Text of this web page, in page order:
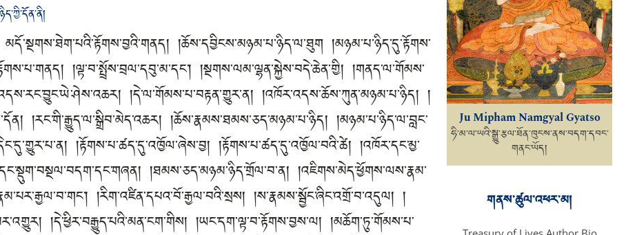
།ཆོས་དབྱིངས་མཉམ་པ་ཉིད་ལ་ཐུག །མཉམ་པ་ཉིད་དུ་རྟོགས་
།ལྟ་བ་སྤྲོས་བྲལ་དབུ་མ་དང་། །སྔགས་ལམ་ལྷན་སྐྱེས་བདེ་ཆེན་གྱི། །གནད་ལ་གོམས་
།དེ་ལ་གོམས་པ་བརྟན་གྱུར་ན། །འཁོར་འདས་ཆོས་ཀུན་མཉམ་པ་ཉིད། །
།རང་གི་རྒྱུད་ལ་སྒྲིབ་མེད་འཆར། །ཆོས་རྣམས་ཐམས་ཅད་མཉམ་པ་ཉིད། །མཉམ་པ་ཉིད་ལ་བླང་
།རྟོགས་པ་ཚད་དུ་འཁྱོལ་ཞེས་བྱ། །རྟོགས་པ་ཚད་དུ་འཁྱོལ་བའི་ཚེ། །འཁོར་དང་མྱ་
།ཐམས་ཅད་མཉམ་ཉིད་གྲོལ་བ་ན། །འཇིགས་མེད་ཕྱོགས་ལས་རྣམ་
།རིག་འཛིན་དཔའ་བོ་རྒྱལ་བའི་སྲས། །ས་རྣམས་སྦྱོང་ཞིང་འགྲོ་བ་འདུལ། །
།དེ་ཕྱིར་བརྒྱུད་པའི་མན་ངག་གིས། །ཡང་དག་ལྟ་བ་རྟོགས་བྱས་ལ། །མཆོག་ཏུ་གོམས་པ་
Ju Mipham Namgyal Gyatso
ཧི་མ་ལ་ཡའི་སྒྱུ་རྩལ་ཐོན་ཁུངས་ནས་བདག་དབང་
གནང་ཡོད།
གནས་ཚུལ་འཕར་མ།